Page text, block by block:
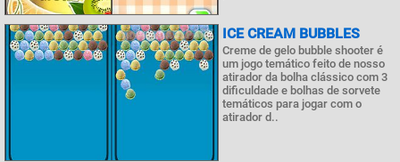
ICE CREAM BUBBLES
Creme de gelo bubble shooter é
um jogo temático feito de nosso
atirador da bolha clássico com 3
dificuldade e bolhas de sorvete
temáticos para jogar com o
atirador d..